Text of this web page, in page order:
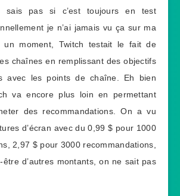
pas si c’est toujours en test
je n’ai jamais vu ça sur ma
un moment, Twitch testait le fait de
chaînes en remplissant des objectifs
avec les points de chaîne. Eh bien
va encore plus loin en permettant
des recommandations. On a vu
d’écran avec du 0,99 $ pour 1000
2,97 $ pour 3000 recommandations,
d’autres montants, on ne sait pas